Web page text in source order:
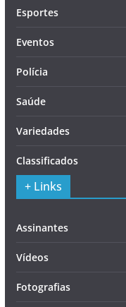
Esportes
Eventos
Polícia
Saúde
Variedades
Classificados
+ Links
Assinantes
Vídeos
Fotografias